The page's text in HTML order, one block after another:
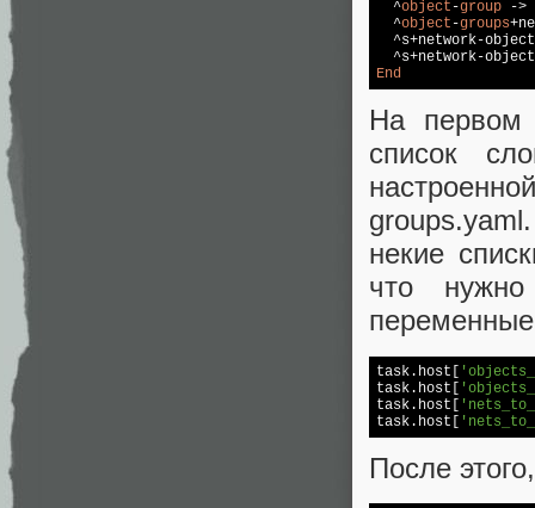
^object -group ->
^object -groups
^s+network-
^s+network-
End
На первом
список
некие
что
task.host[
task.host[
task.host[
task.host[
После